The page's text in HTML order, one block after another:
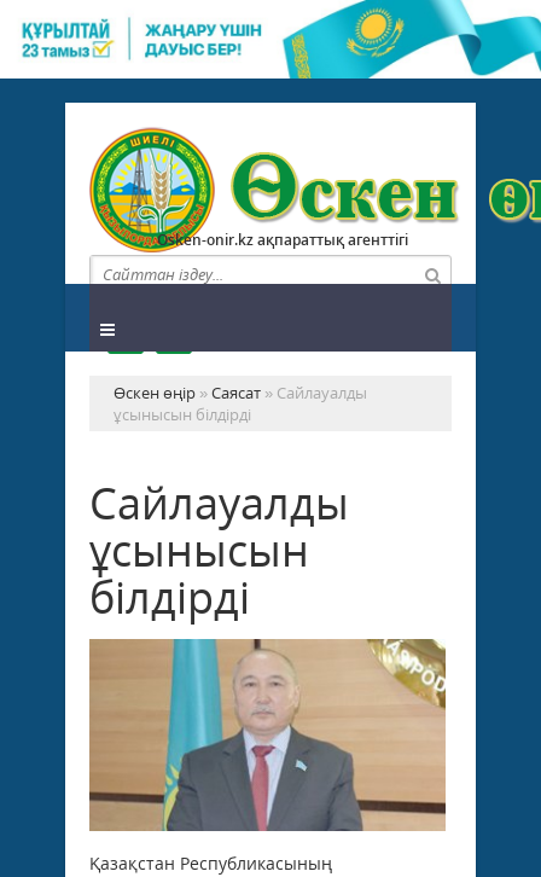
Osken-onir.kz ақпараттық агенттігі
Өскен өңір »Саясат » Сайлауалды
ұсынысын білдірді
Сайлауалды
ұсынысын
білдірді
Қазақстан Республикасының